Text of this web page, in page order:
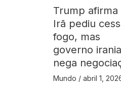
Trump afirma
Irã pediu
fogo, mas
governo
nega
Mundo / abril 1,